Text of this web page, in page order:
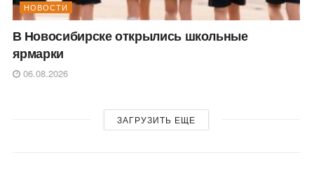
НОВОСТИ
В Новосибирске открылись школьные
ярмарки
06.08.2026
ЗАГРУЗИТЬ ЕЩЕ